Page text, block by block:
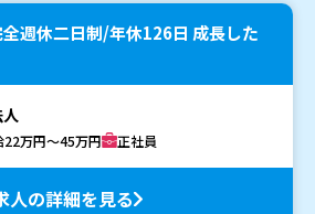
全週休二日制/年休126日 成長した
22万円～45万円 正社員
人の詳細を見る